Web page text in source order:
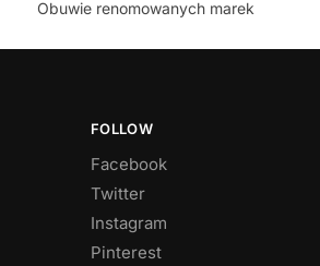
Obuwie renomowanych marek
FOLLOW
Facebook
Twitter
Instagram
Pinterest